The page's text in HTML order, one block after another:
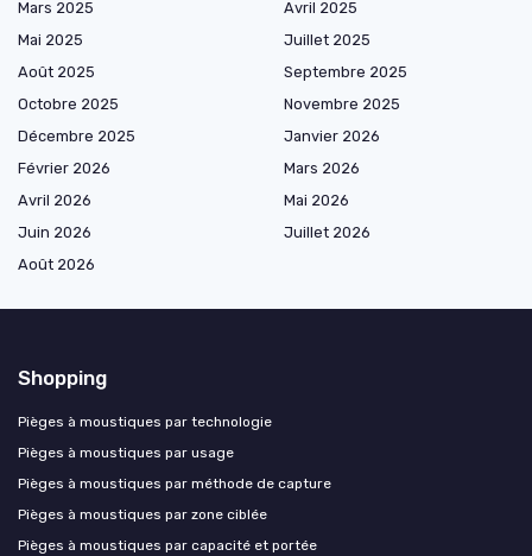
Mars 2025
Avril 2025
Mai 2025
Juillet 2025
Août 2025
Septembre 2025
Octobre 2025
Novembre 2025
Décembre 2025
Janvier 2026
Février 2026
Mars 2026
Avril 2026
Mai 2026
Juin 2026
Juillet 2026
Août 2026
Shopping
Pièges à moustiques par technologie
Pièges à moustiques par usage
Pièges à moustiques par méthode de capture
Pièges à moustiques par zone ciblée
Pièges à moustiques par capacité et portée